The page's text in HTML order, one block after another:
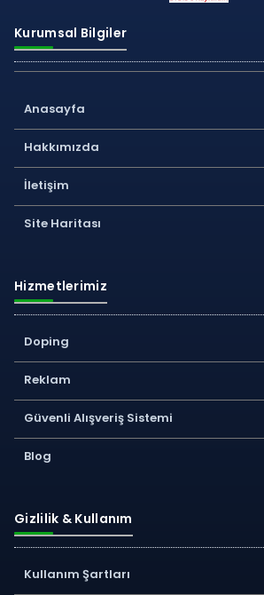
Kurumsal Bilgiler
Anasayfa
Hakkımızda
İletişim
Site Haritası
Hizmetlerimiz
Doping
Reklam
Güvenli Alışveriş Sistemi
Blog
Gizlilik & Kullanım
Kullanım Şartları